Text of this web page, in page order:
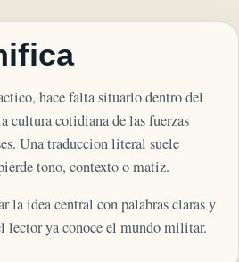
hace falta situarlo dentro del
cultura cotidiana de las fuerzas
Una traduccion literal suele
tono, contexto o matiz.
la idea central con palabras claras y
lector ya conoce el mundo militar.